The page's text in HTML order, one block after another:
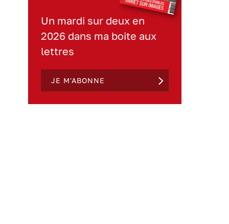
Un mardi sur deux en
2026 dans ma boite aux
lettres
JE M'ABONNE